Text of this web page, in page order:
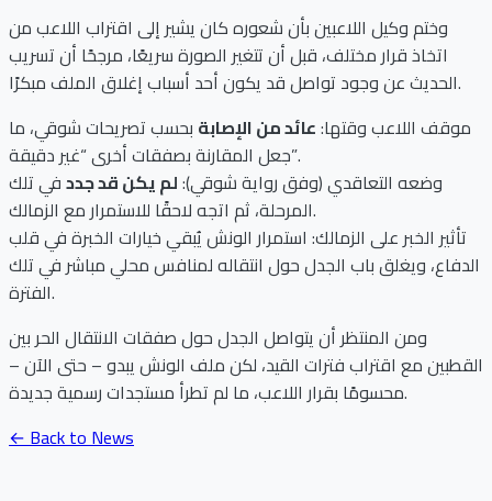
وختم وكيل اللاعبين بأن شعوره كان يشير إلى اقتراب اللاعب من
اتخاذ قرار مختلف، قبل أن تتغير الصورة سريعًا، مرجحًا أن تسريب
الحديث عن وجود تواصل قد يكون أحد أسباب إغلاق الملف مبكرًا.
موقف اللاعب وقتها:عائد من الإصابة بحسب تصريحات شوقي، ما
جعل المقارنة بصفقات أخرى “غير دقيقة”.
وضعه التعاقدي (وفق رواية شوقي):لم يكن قد جددفي تلك
المرحلة، ثم اتجه لاحقًا للاستمرار مع الزمالك.
تأثير الخبر على الزمالك: استمرار الونش يُبقي خيارات الخبرة في قلب
الدفاع، ويغلق باب الجدل حول انتقاله لمنافس محلي مباشر في تلك
الفترة.
ومن المنتظر أن يتواصل الجدل حول صفقات الانتقال الحر بين
القطبين مع اقتراب فترات القيد، لكن ملف الونش يبدو – حتى الآن –
محسومًا بقرار اللاعب، ما لم تطرأ مستجدات رسمية جديدة.
← Back to News